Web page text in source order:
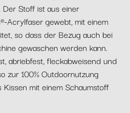
Stoff ist aus einer
Acrylfaser gewebt, mit einem
so dass der Bezug auch bei
gewaschen werden kann.
abriebfest, fleckabweisend und
zur 100% Outdoornutzung
mit einem Schaumstoff